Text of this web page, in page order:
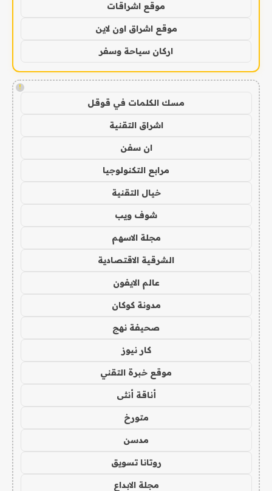
موقع اشراقات
موقع اشراق اون لاين
اركان سياحة وسفر
!
مسك الكلمات في قوقل
اشراق التقنية
ان سفن
مرابع التكنولوجيا
خيال التقنية
شوف ويب
مجلة الاسهم
الشرقية الاقتصادية
عالم الايفون
مدونة كوكان
صحيفة نهج
كار نيوز
موقع خبرة التقني
أناقة أنثى
متورخ
مدسن
روتانا تسويق
مجلة الابداع